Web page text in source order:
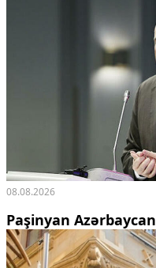
08.08.2026
Paşinyan Azərbaycan